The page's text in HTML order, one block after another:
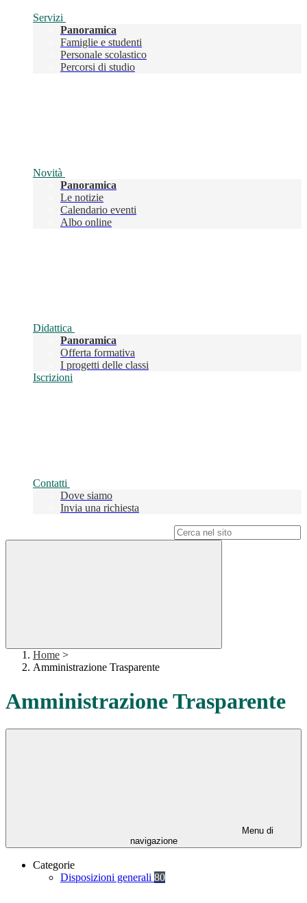
Servizi
Panoramica
Famiglie e studenti
Personale scolastico
Percorsi di studio
Novità
Panoramica
Le notizie
Calendario eventi
Albo online
Didattica
Panoramica
Offerta formativa
I progetti delle classi
Iscrizioni
Contatti
Dove siamo
Invia una richiesta
Home >
Amministrazione Trasparente
Amministrazione Trasparente
Menu di
navigazione
Categorie
Disposizioni generali 80